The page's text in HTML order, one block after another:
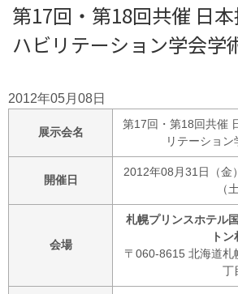
第17回・第18回共催 日
ハビリテーション学会学
2012年05月08日
展示会名
第17回・第18回共催
リテーショ
開催日
2012年08月31日（金
（
会場
札幌プリンスホテル
ト
〒060-8615 北海道札
丁